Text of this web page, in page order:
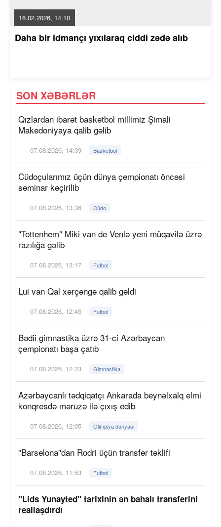
16.02.2026, 14:10
Daha bir idmançı yıxılaraq ciddi zədə alıb
SON XƏBƏRLƏR
Qızlardan ibarət basketbol millimiz Şimali
Makedoniyaya qalib gəlib
07.08.2026, 14:39 Basketbol
Cüdoçularımız üçün dünya çempionatı öncəsi
seminar keçirilib
07.08.2026, 13:36 Cüdo
"Tottenhem" Miki van de Venlə yeni müqavilə üzrə
razılığa gəlib
07.08.2026, 13:17 Futbol
Lui van Qal xərçəngə qalib gəldi
07.08.2026, 12:45 Futbol
Bədii gimnastika üzrə 31-ci Azərbaycan
çempionatı başa çatıb
07.08.2026, 12:23 Gimnastika
Azərbaycanlı tədqiqatçı Ankarada beynəlxalq elmi
konqresdə məruzə ilə çıxış edib
07.08.2026, 12:05 Olimpiya dünyası
"Barselona"dan Rodri üçün transfer təklifi
07.08.2026, 11:53 Futbol
"Lids Yunayted" tarixinin ən bahalı transferini
reallaşdırdı